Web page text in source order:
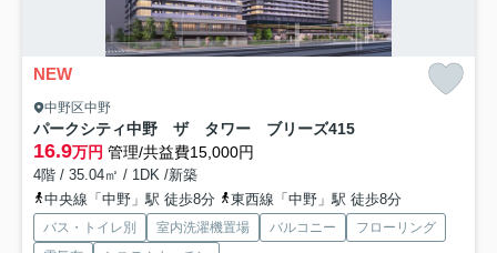
NEW
中野区中野
パークシティ中野 ザ タワー ブリーズ415
16.9万円 管理/共益費15,000円
4階 / 35.04㎡ / 1DK /新築
中央線「中野」駅 徒歩8分
東西線「中野」駅 徒歩8分
バス・トイレ別 室内洗濯機置場 バルコニー
フローリング